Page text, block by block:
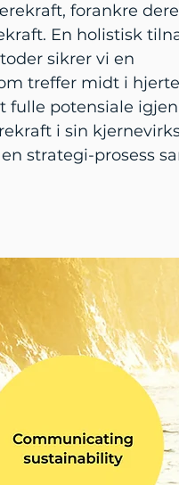
forankre
En holistisk
sikrer vi en
treffer midt i
fulle potensiale
i sin
strategi-prosess